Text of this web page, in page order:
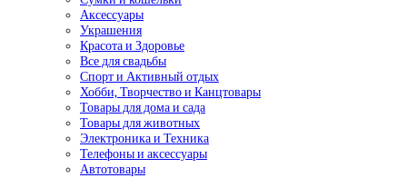
Аксессуары
Украшения
Красота и Здоровье
Все для свадьбы
Спорт и Активный отдых
Хобби, Творчество и Канцтовары
Товары для дома и сада
Товары для животных
Электроника и Техника
Телефоны и аксессуары
Автотовары